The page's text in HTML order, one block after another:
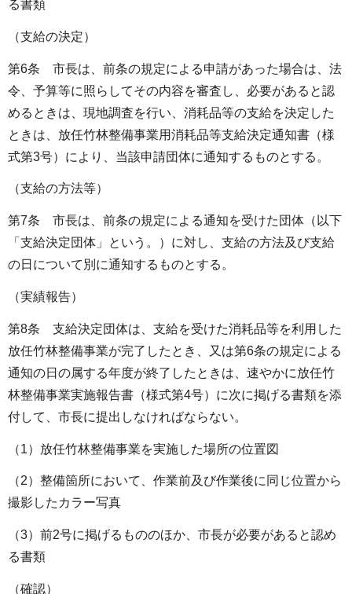
る書類
（支給の決定）
第6条 市長は、前条の規定による申請があった場合は、法
令、予算等に照らしてその内容を審査し、必要があると認
めるときは、現地調査を行い、消耗品等の支給を決定した
ときは、放任竹林整備事業用消耗品等支給決定通知書（様
式第3号）により、当該申請団体に通知するものとする。
（支給の方法等）
第7条 市長は、前条の規定による通知を受けた団体（以下
「支給決定団体」という。）に対し、支給の方法及び支給
の日について別に通知するものとする。
（実績報告）
第8条 支給決定団体は、支給を受けた消耗品等を利用した
放任竹林整備事業が完了したとき、又は第6条の規定による
通知の日の属する年度が終了したときは、速やかに放任竹
林整備事業実施報告書（様式第4号）に次に掲げる書類を添
付して、市長に提出しなければならない。
（1）放任竹林整備事業を実施した場所の位置図
（2）整備箇所において、作業前及び作業後に同じ位置から
撮影したカラー写真
（3）前2号に掲げるもののほか、市長が必要があると認め
る書類
（確認）